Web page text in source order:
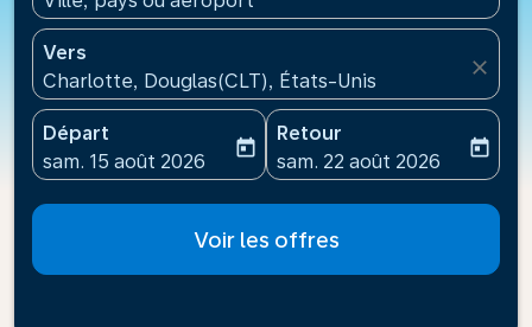
Vers
Charlotte, Douglas(CLT), États-Unis
close
Départ
fc-booking-departure-date-aria-label
sam. 15 août 2026
today
Retour
fc-booking-return-date-
sam. 22 août 2026
today
Voir les offres